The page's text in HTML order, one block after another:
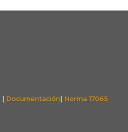
| Documentación| Norma 17065